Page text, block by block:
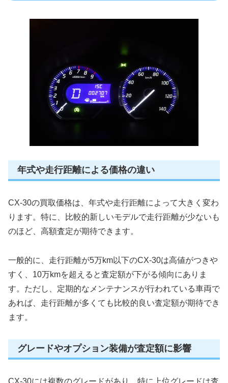
年式や走行距離による価格の違い
CX-30の買取価格は、年式や走行距離によって大きく変わ
ります。特に、比較的新しいモデルで走行距離が少ないも
のほど、高額査定が期待できます。
一般的に、走行距離が5万km以下のCX-30は高値がつきや
すく、10万kmを超えると査定額が下がる傾向にありま
す。ただし、定期的なメンテナンスが行われている車両で
あれば、走行距離が多くても比較的良い査定額が期待でき
ます。
グレードやオプション装備が査定額に影響